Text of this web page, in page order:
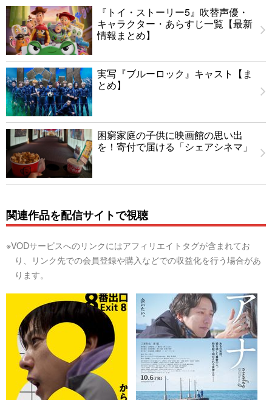
『トイ・ストーリー5』吹替声優・
キャラクター・あらすじ一覧【最新
情報まとめ】
実写『ブルーロック』キャスト【ま
とめ】
困窮家庭の子供に映画館の思い出
を！寄付で届ける「シェアシネマ」
関連作品を配信サイトで視聴
※VODサービスへのリンクにはアフィリエイトタグが含まれてお
り、リンク先での会員登録や購入などでの収益化を行う場合があ
ります。